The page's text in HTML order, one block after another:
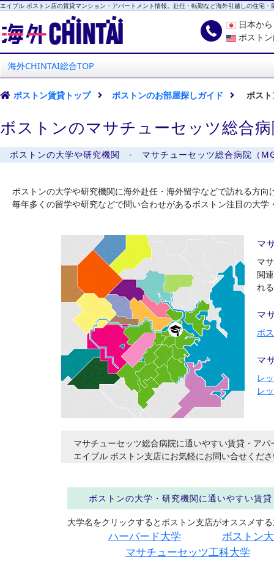
エイブル ボストン店の賃貸マンション・アパートメント情報。赴任・転勤など海外引越しの住宅・
海外CHINTAI
エイブル ボストン店
日本か
ボスト
海外CHINTAI総合TOP
ボストン賃貸トップ ボストンのお部屋探しガイド ボス
ボストンのマサチューセッツ総合
ボストンの大学や研究機関 - マサチューセッツ総合病院（
ボストンの大学や研究機関に海外赴任・海外留学などで訪れる方
毎年多くの留学や研究などで問い合わせがあるボストン注目の大
マ
マ
関
れ
マ
ボ
マ
レ
レ
マサチューセッツ総合病院に通いやすい賃貸・ア
エイブル ボストン支店にお気軽にお問い合せくだ
ボストンの大学・研究機関に通いやすい賃
大学名をクリックするとボストン支店がオススメす
ハーバード大学
ボストン
マサチューセッツ工科大学